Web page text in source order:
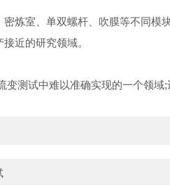
室、单双螺杆、吹膜等不同模
近的研究领域。
试中难以准确实现的一个领域;